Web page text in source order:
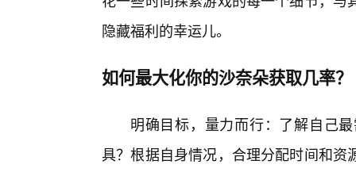
隐藏福利的幸运儿。
如何最大化你的沙奈朵获取几率？
明确目标，量力而行：了解自己
具？根据自身情况，合理分配时间和